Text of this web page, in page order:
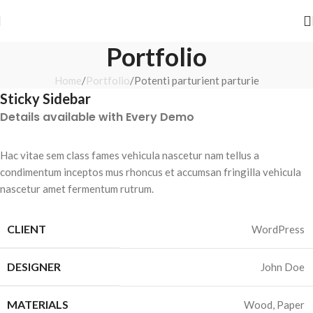
Portfolio
Home Portfolio Potenti parturient parturie
Sticky Sidebar
Details available with Every Demo
Hac vitae sem class fames vehicula nascetur nam tellus a
condimentum inceptos mus rhoncus et accumsan fringilla vehicula
nascetur amet fermentum rutrum.
CLIENT WordPress
DESIGNER John Doe
MATERIALS Wood, Paper